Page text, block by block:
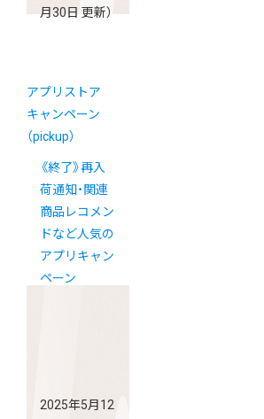
月30日 更新）
アプリストア
キャンペーン
（pickup）
《終了》再入
荷通知・関連
商品レコメン
ドなど人気の
アプリキャン
ペーン
2025年5月12